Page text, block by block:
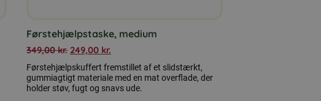
Førstehjælpstaske, medium
349,00kr. 249,00 kr.
Førstehjælpskuffert fremstillet af et slidstærkt,
gummiagtigt materiale med en mat overflade, der
holder støv, fugt og snavs ude.